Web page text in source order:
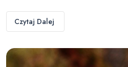
Czytaj Dalej